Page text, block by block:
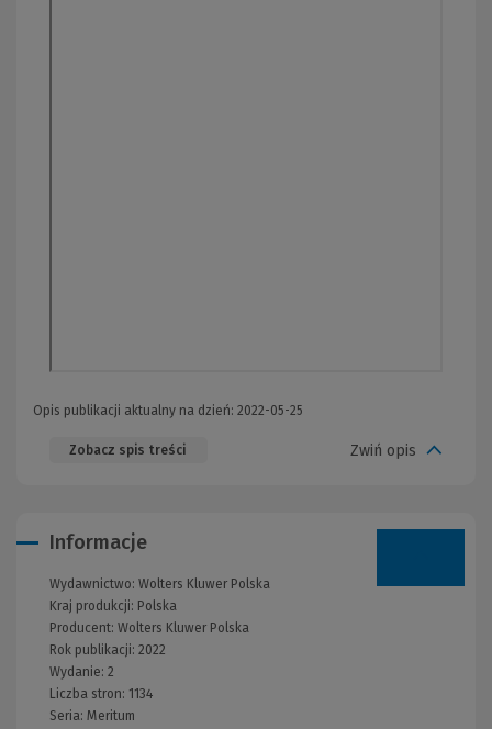
Opis publikacji aktualny na dzień: 2022-05-25
Zobacz spis treści Zwiń opis
Informacje
Wydawnictwo: Wolters Kluwer Polska
Kraj produkcji: Polska
Producent: Wolters Kluwer Polska
Rok publikacji: 2022
Wydanie: 2
Liczba stron: 1134
Seria: Meritum